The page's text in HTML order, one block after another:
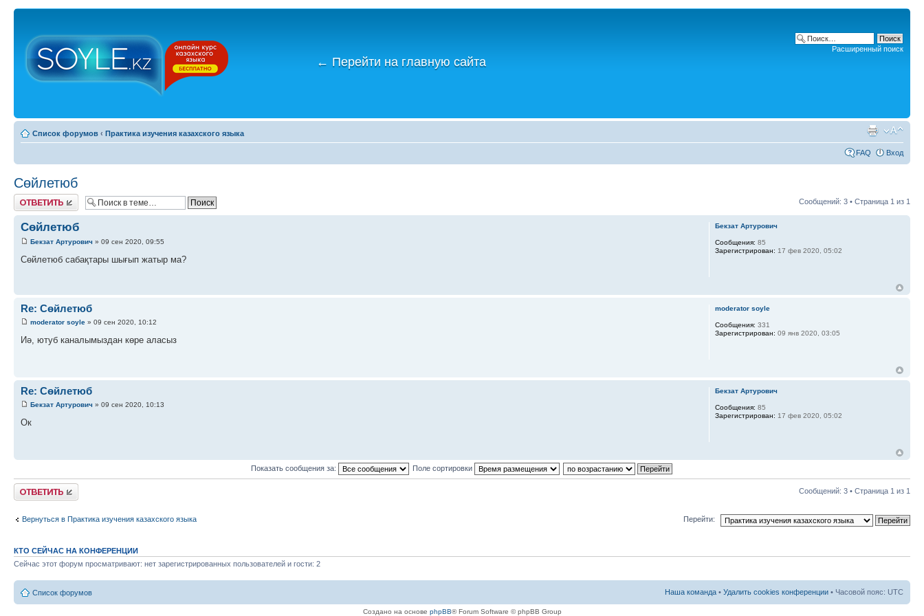
← Перейти на главную сайта
Расширенный поиск
Список форумов ‹ Практика изучения казахского языка
FAQ Вход
Сөйлетюб
Ответить Сообщений: 3 • Страница 1 из 1
Сөйлетюб
Бекзат Артурович » 09 сен 2020, 09:55
Сөйлетюб сабақтары шығып жатыр ма?
Бекзат Артурович
Сообщения: 85
Зарегистрирован: 17 фев 2020, 05:02
Re: Сөйлетюб
moderator soyle » 09 сен 2020, 10:12
Иә, ютуб каналымыздан көре аласыз
moderator soyle
Сообщения: 331
Зарегистрирован: 09 янв 2020, 03:05
Re: Сөйлетюб
Бекзат Артурович » 09 сен 2020, 10:13
Ок
Бекзат Артурович
Сообщения: 85
Зарегистрирован: 17 фев 2020, 05:02
Показать сообщения за: Поле сортировки
Ответить Сообщений: 3 • Страница 1 из 1
Вернуться в Практика изучения казахского языка Перейти:
КТО СЕЙЧАС НА КОНФЕРЕНЦИИ
Сейчас этот форум просматривают: нет зарегистрированных пользователей и гости: 2
Список форумов Наша команда • Удалить cookies конференции • Часовой пояс: UTC
Создано на основе phpBB® Forum Software © phpBB Group